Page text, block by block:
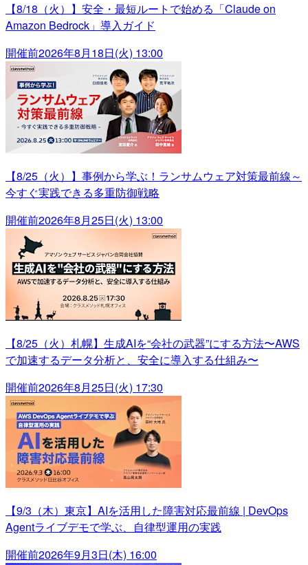
【8/18（火）】安全・最短ルートで始める「Claude on
Amazon Bedrock」導入ガイド
開催前2026年8月18日(火) 13:00
【8/25（火）】事例から学ぶ！ランサムウェア対策最前線～
今すぐ実践できる多重防御戦略
開催前2026年8月25日(火) 13:00
【8/25（火）札幌】生成AIを“会社の武器”にする方法〜AWS
で加速するデータ分析と、安全に導入する仕組み〜
開催前2026年8月25日(火) 17:30
【9/3（木）東京】AIを活用した障害対応最前線 | DevOps
Agentライブデモで学ぶ、自律型運用の実践
開催前2026年9月3日(木) 16:00